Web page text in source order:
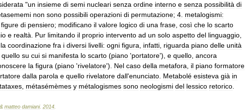
"un insieme di semi nu­cleari senza ordine interno e senza possibilità di
non sono possibili operazioni di permutazione; 4 metalogismi:
figure di pensiero; modifi­cano il valore logico di una frase così che lo scarto
e realtà Pur limitando il proprio intervento ad un solo aspetto del linguaggio
la coordinazione fra i diversi livelli: ogni figura infatti riguarda piano delle unità
quello su cui si manifesta lo scarto (piano 'portatore'), e quello ancora
la figura (piano 'rivelatore'). Nel caso della metafora il piano formatore
dalla parola e quello rivelatore dall'enunciato Metabolé esisteva già in
métasémèmes y métalogismes sono neologismi del lessico retorico
matteo damiani. 2014